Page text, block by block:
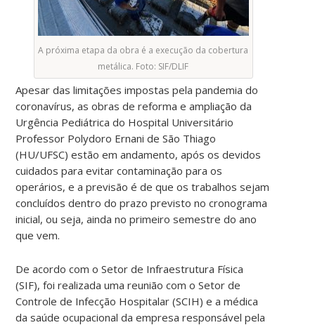
A próxima etapa da obra é a execução da cobertura
metálica. Foto: SIF/DLIF
Apesar das limitações impostas pela pandemia do
coronavírus, as obras de reforma e ampliação da
Urgência Pediátrica do Hospital Universitário
Professor Polydoro Ernani de São Thiago
(HU/UFSC) estão em andamento, após os devidos
cuidados para evitar contaminação para os
operários, e a previsão é de que os trabalhos sejam
concluídos dentro do prazo previsto no cronograma
inicial, ou seja, ainda no primeiro semestre do ano
que vem.
De acordo com o Setor de Infraestrutura Física
(SIF), foi realizada uma reunião com o Setor de
Controle de Infecção Hospitalar (SCIH) e a médica
da saúde ocupacional da empresa responsável pela